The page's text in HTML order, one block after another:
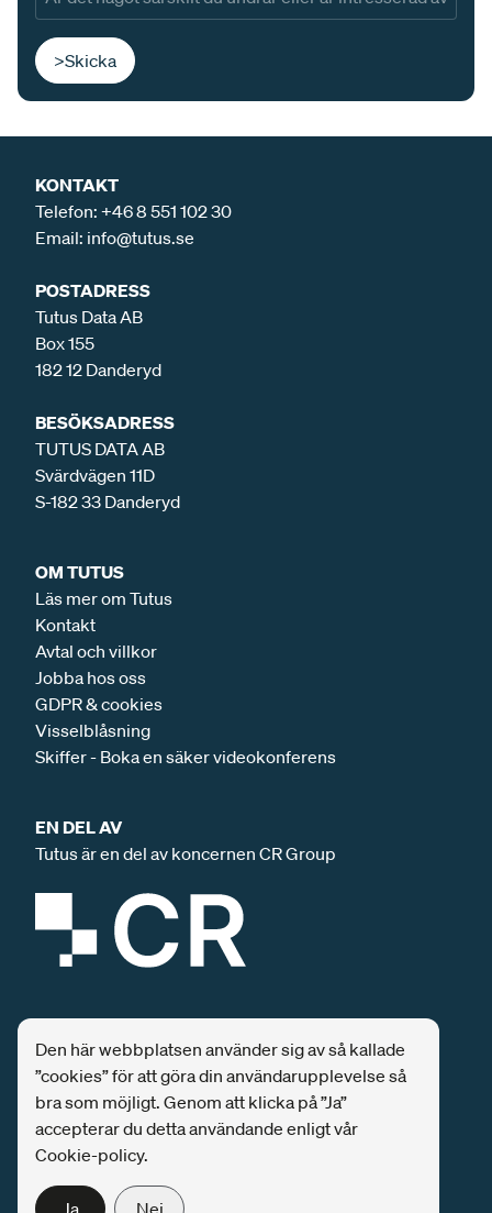
>Skicka
KONTAKT
Telefon: +46 8 551 102 30
Email: info@tutus.se
POSTADRESS
Tutus Data AB
Box 155
182 12 Danderyd
BESÖKSADRESS
TUTUS DATA AB
Svärdvägen 11D
S-182 33 Danderyd
OM TUTUS
Läs mer om Tutus
Kontakt
Avtal och villkor
Jobba hos oss
GDPR & cookies
Visselblåsning
Skiffer - Boka en säker videokonferens
EN DEL AV
Tutus är en del av koncernen CR Group
SPONSRING
Tutus är och har varit huvudsponsor för
säkerhetskonferensen SEC-T ända från start.
Tutus är huvudsponsor tillSecure AI, den ledande
konferensen inom AI-säkerhet i Sverige.
Den här webbplatsen använder sig av så kallade
”cookies” för att göra din användarupplevelse så
bra som möjligt. Genom att klicka på ”Ja”
accepterar du detta användande enligt vår
Cookie-policy.
Ja Nej